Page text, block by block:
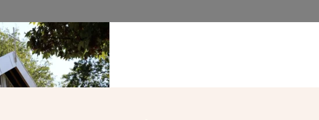
2026_05_11_CARROUSEL
MOBILE_CHRONIQUE68